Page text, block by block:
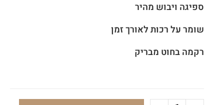
ספיגה ויבוש מהיר
שומר על רכות לאורך זמן
רקמה בחוט מבריק